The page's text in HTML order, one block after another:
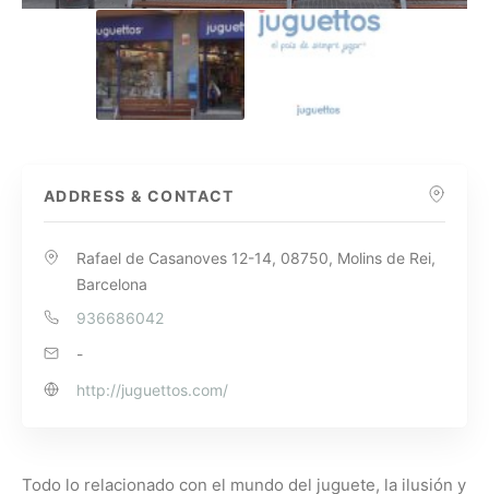
ADDRESS & CONTACT
Rafael de Casanoves 12-14, 08750, Molins de Rei,
Barcelona
936686042
-
http://juguettos.com/
Todo lo relacionado con el mundo del juguete, la ilusión y